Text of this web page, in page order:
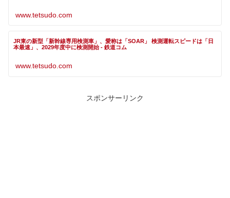
www.tetsudo.com
JR東の新型「新幹線専用検測車」、愛称は「SOAR」 検測運転スピードは「日
本最速」、2029年度中に検測開始 - 鉄道コム
www.tetsudo.com
スポンサーリンク